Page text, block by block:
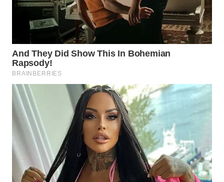
SELATAN
WN
TANJUNG
LESUNG
KARO
WN
SIMALUNGUN
WN
LABUHANBATU